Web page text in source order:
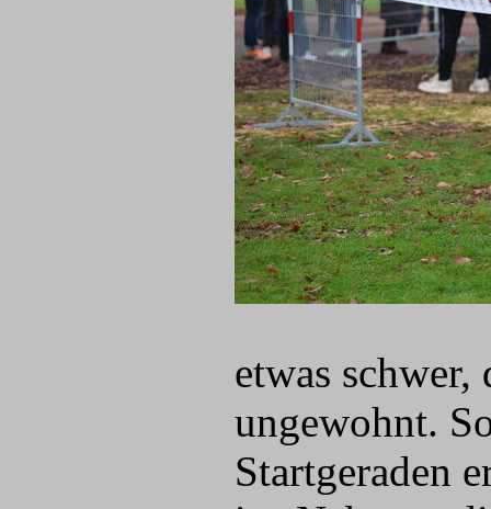
etwas schwer,
ungewohnt.
Startgeraden